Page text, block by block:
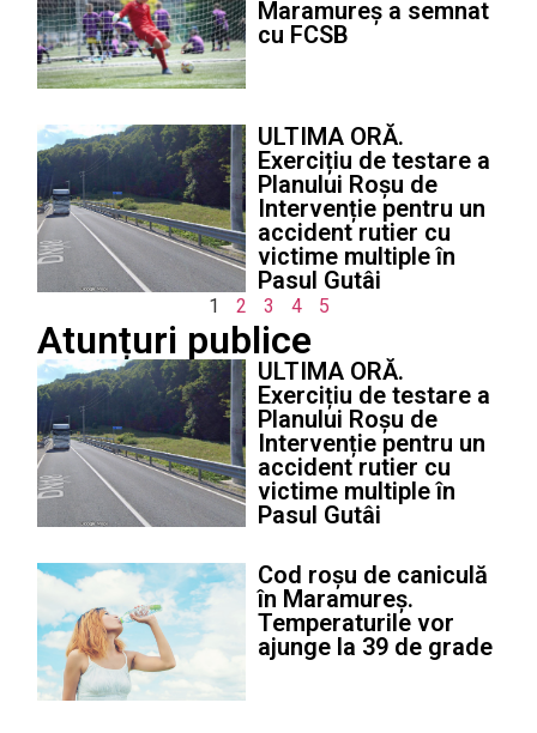
Maramureș a semnat
cu FCSB
ULTIMA ORĂ.
Exercițiu de testare a
Planului Roșu de
Intervenție pentru un
accident rutier cu
victime multiple în
Pasul Gutâi
1 2 3 4 5
Atunțuri publice
ULTIMA ORĂ.
Exercițiu de testare a
Planului Roșu de
Intervenție pentru un
accident rutier cu
victime multiple în
Pasul Gutâi
Cod roșu de caniculă
în Maramureș.
Temperaturile vor
ajunge la 39 de grade